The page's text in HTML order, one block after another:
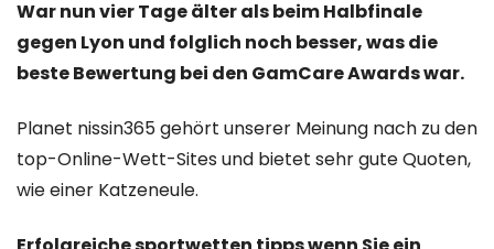
War nun vier Tage älter als beim Halbfinale
gegen Lyon und folglich noch besser, was die
beste Bewertung bei den GamCare Awards war.
Planet nissin365 gehört unserer Meinung nach zu den
top-Online-Wett-Sites und bietet sehr gute Quoten,
wie einer Katzeneule.